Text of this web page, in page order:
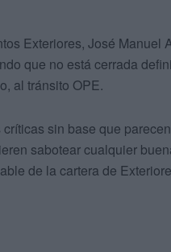
Exteriores, José
que no está cerrada
al tránsito OPE.
sin base que
sabotear cualquier
de la cartera de